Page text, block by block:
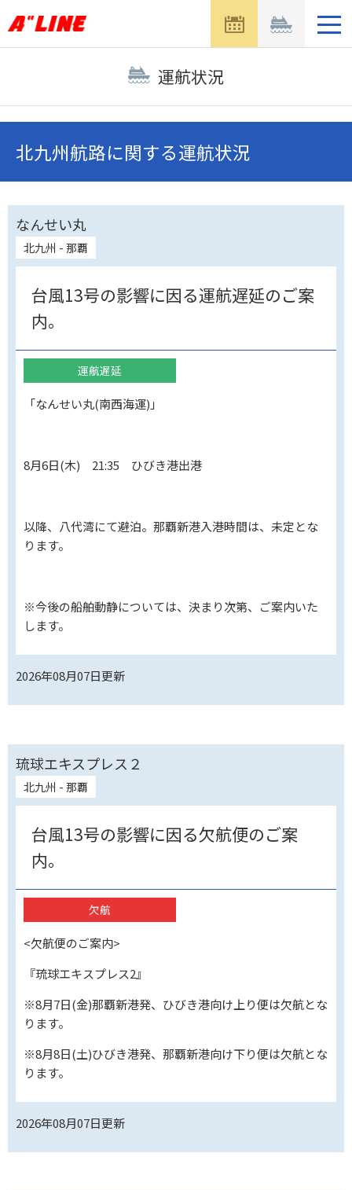
ュ
開
く
運航状況
北九州航路に関する運航状況
なんせい丸
北九州 - 那覇
台風13号の影響に因る運航遅延のご案
内。
運航遅延
「なんせい丸(南西海運)」
8月6日(木) 21:35 ひびき港出港
以降、八代湾にて避泊。那覇新港入港時間は、未定とな
ります。
※今後の船舶動静については、決まり次第、ご案内いた
します。
2026年08月07日更新
琉球エキスプレス２
北九州 - 那覇
台風13号の影響に因る欠航便のご案
内。
欠航
<欠航便のご案内>
『琉球エキスプレス2』
※8月7日(金)那覇新港発、ひびき港向け上り便は欠航とな
ります。
※8月8日(土)ひびき港発、那覇新港向け下り便は欠航とな
ります。
2026年08月07日更新